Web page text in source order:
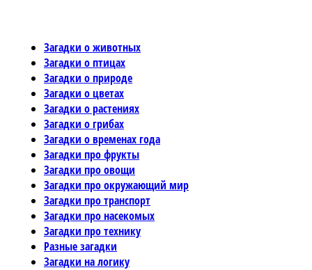
Загадки о животных
Загадки о птицах
Загадки о природе
Загадки о цветах
Загадки о растениях
Загадки о грибах
Загадки о временах года
Загадки про фрукты
Загадки про овощи
Загадки про окружающий мир
Загадки про транспорт
Загадки про насекомых
Загадки про технику
Разные загадки
Загадки на логику